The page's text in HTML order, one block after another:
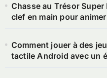
Chasse au Trésor
clef en main pour
Comment jouer à des
tactile Android avec un